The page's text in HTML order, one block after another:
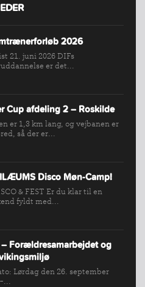
2026
21. juni 2026 DIFs
er det...
Cup afdeling 2 – Roskilde
er 1,3 km lang, og vejbanen er
så der er...
Disco Møn-Camp!
& FEST Er du klar til en
fyldt med...
– Forældresamarbejdet og
Lørdag den 26. september
...